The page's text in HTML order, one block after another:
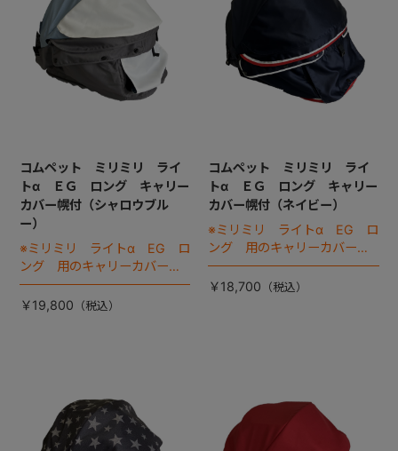
コムペット ミリミリ ライ
トα ＥＧ ロング キャリー
カバー幌付（シャロウブル
ー）
※ミリミリ ライトα EG ロ
ング 用のキャリーカバーで
す。
￥19,800
コムペット ミリミリ ライ
トα ＥＧ ロング キャリー
カバー幌付（ネイビー）
※ミリミリ ライトα EG ロ
ング 用のキャリーカバーで
す。
￥18,700